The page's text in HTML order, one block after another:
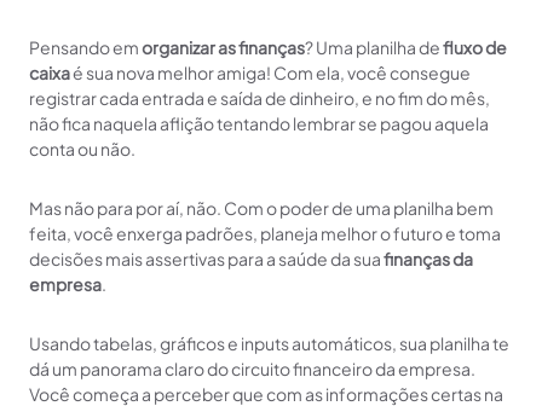
Pensando emorganizar as finanças? Uma planilha defluxo de
caixaé sua nova melhor amiga! Com ela, você consegue
registrar cada entrada e saída de dinheiro, e no fim do mês,
não fica naquela aflição tentando lembrar se pagou aquela
conta ou não.
Mas não para por aí, não. Com o poder de uma planilha bem
feita, você enxerga padrões, planeja melhor o futuro e toma
decisões mais assertivas para a saúde da suafinanças da
empresa.
Usando tabelas, gráficos e inputs automáticos, sua planilha te
dá um panorama claro do circuito financeiro da empresa.
Você começa a perceber que com as informações certas na